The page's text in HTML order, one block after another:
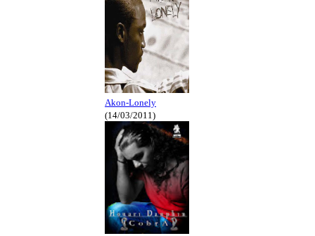
Akon-Lonely
(14/03/2011)